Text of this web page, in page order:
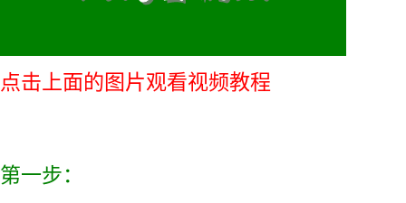
点击上面的图片观看视频教程
第一步：